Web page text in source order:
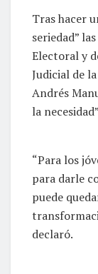
Tras hacer
seriedad”
Electoral y
Judicial de
Andrés
la
“Para los
para darle
puede
declaró.